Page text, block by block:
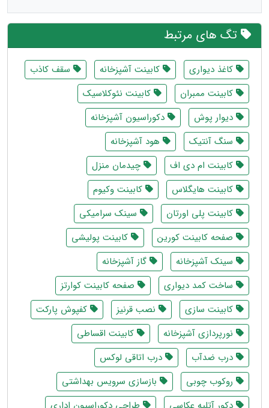
تگ های مرتبط
کاغذ دیواری کابینت آشپزخانه
سقف کاذب
کابینت ممبران
کابینت نئوکلاسیک
دیوار پوش
دکوراسیون آشپزخانه
سنگ آنتیک
هود آشپزخانه
کابینت ام دی اف
چیدمان منزل
کابینت هایگلاس
کابینت وکیوم
کابینت پلی اورتان
سینک سرامیکی
صفحه کابینت کورین
کابینت پولیشی
سینک آشپزخانه
گاز آشپزخانه
ساخت کمد دیواری
صفحه کابینت کوارتز
کابینت سازی
نصب قرنیز
کفپوش پارکت
نورپردازی آشپزخانه
کابینت اقساطی
درب ضدآب
درب اتاقی لوکس
روکوب چوبی
بازسازی سرویس بهداشتی